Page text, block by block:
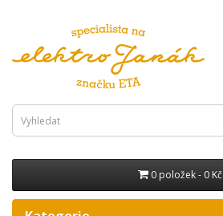
0 položek - 0 Kč